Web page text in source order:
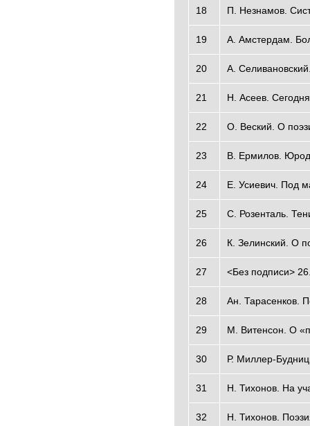
18 П. Незнамов.
19 А. Амстердам.
20 A.
21 Н. Асеев.
22 О. Веский. О
23 B. Ермилов.
24 Е. Усиевич. Под
25 C. Розенталь.
26 К. Зелинский. О
27 <Без подписи>
28 Ан. Тарасенков.
29 М. Витенсон. О
30 Р. Миллер-
31 Н. Тихонов. На
32 Н. Тихонов.